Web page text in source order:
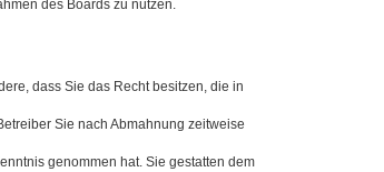
des Boards zu nutzen.
dass Sie das Recht besitzen, die in
Sie nach Abmahnung zeitweise
genommen hat. Sie gestatten dem